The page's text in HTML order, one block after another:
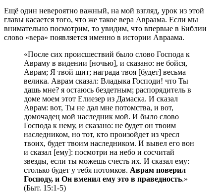
Ещё один невероятно важный, на мой взгляд, урок из этой
главы касается того, что же такое вера Авраама. Если мы
внимательно посмотрим, то увидим, что впервые в Библии
слово «вера» появляется именно в истории Авраама.
«После сих происшествий было слово Господа к
Авраму в видении [ночью], и сказано: не бойся,
Аврам; Я твой щит; награда твоя [будет] весьма
велика. Аврам сказал: Владыка Господи! что Ты
дашь мне? я остаюсь бездетным; распорядитель в
доме моем этот Елиезер из Дамаска. И сказал
Аврам: вот, Ты не дал мне потомства, и вот,
домочадец мой наследник мой. И было слово
Господа к нему, и сказано: не будет он твоим
наследником, но тот, кто произойдет из чресл
твоих, будет твоим наследником. И вывел его вон
и сказал [ему]: посмотри на небо и сосчитай
звезды, если ты можешь счесть их. И сказал ему:
столько будет у тебя потомков. Аврам поверил
Господу, и Он вменил ему это в праведность.»
(Быт. 15:1-5)